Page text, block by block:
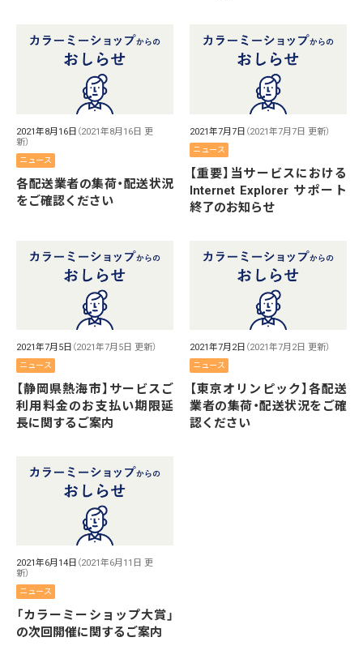
2021年8月16日 （2021年8月16日 更
新）
ニュース
各配送業者の集荷・配送状況
をご確認ください
2021年7月7日 （2021年7月7日 更新）
ニュース
【重要】当サービスにおける
Internet Explorer サポート
終了のお知らせ
2021年7月5日 （2021年7月5日 更新）
ニュース
【静岡県熱海市】サービスご
利用料金のお支払い期限延
長に関するご案内
2021年7月2日 （2021年7月2日 更新）
ニュース
【東京オリンピック】各配送
業者の集荷・配送状況をご確
認ください
2021年6月14日 （2021年6月11日 更
新）
ニュース
「カラーミーショップ大賞」
の次回開催に関するご案内